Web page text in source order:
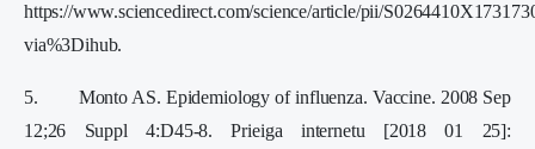
https://www.sciencedirect.com/science/article/pii/
via%3Dihub.
5. Monto AS. Epidemiology of influenza. Vaccine. 2008 Sep
12;26 Suppl 4:D45-8. Prieiga internetu [2018 01 25]: